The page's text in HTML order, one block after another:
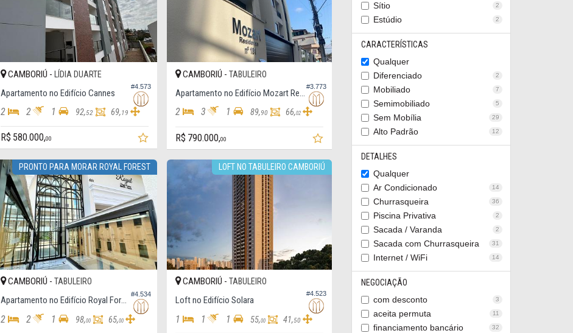
Sítio 2
Estúdio 2
CARACTERÍSTICAS
Qualquer
Diferenciado
2
Mobiliado 7
Semimobiliado 5
Sem Mobília 29
Alto Padrão 12
DETALHES
Qualquer
Ar Condicionado
14
Churrasqueira 36
Piscina Privativa 2
Sacada / Varanda 2
Sacada com Churrasqueira 31
Internet / WiFi 14
NEGOCIAÇÃO
com desconto
3
aceita permuta 11
financiamento bancário 32
#4.573
CAMBORIÚ -LÍDIA DUARTE
Apartamento no Edifício Cannes
2 2 1 92,52 69,19
R$ 580.000,00
#3.773
CAMBORIÚ -TABULEIRO
Apartamento no Edifício Mozart Residence
2 3 1 89,90 66,02
R$ 790.000,00
PRONTO PARA MORAR ROYAL FOREST
#4.534
CAMBORIÚ -TABULEIRO
Apartamento no Edifício Royal Forest
2 2 1 98,00 65,00
LOFT NO TABULEIRO CAMBORIÚ
#4.523
CAMBORIÚ -TABULEIRO
Loft no Edifício Solara
1 1 1 55,00 41,50